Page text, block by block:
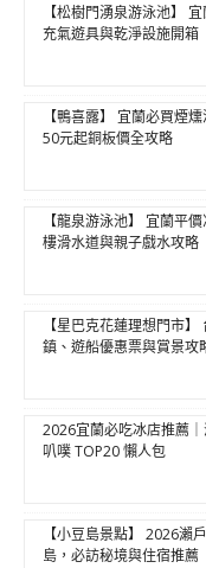
【松樹門湧泉游泳池】
充氣遊具與乾淨設施開箱
【鴨喜露】 宜蘭必買煙
50元起銅板價全攻略
【龍泉游泳池】 宜蘭平
樓滑水道與親子戲水攻略
【星巴克花蓮理想門市
鎮、遊船優惠票與賞景攻
2026宜蘭必吃冰店推薦
叭噗 TOP20 懶人包
【小豆島景點】 2026瀨
島，必訪秘境與住宿推薦